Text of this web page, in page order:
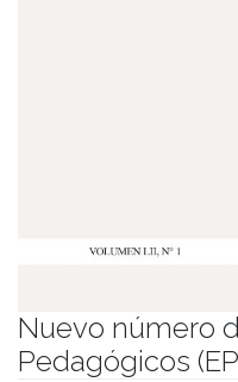
Nuevo número
Pedagógicos